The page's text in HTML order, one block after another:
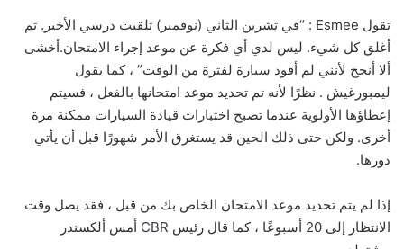
تقول Esmee : “في تشرين الثاني (نوفمبر) تلقيت درسي الأخير. ثم
أغلق كل شيء. ليس لدي أي فكرة عن موعد إجراء الامتحان.أخشى
ألا أنجح لأنني لم أقود سيارة لفترة من الوقت” ، كما يقول
ليمبورغيش . نظرًا لأنه تم تحديد موعد امتحانها بالفعل ، فسيتم
إعطاؤها الأولوية عندما تصبح اختبارات قيادة السيارات ممكنة مرة
أخرى. ولكن حتى ذلك الحين قد يستغرق الأمر شهورًا قبل أن يأتي
دورها.
إذا لم يتم تحديد موعد الامتحان الخاص بك من قبل ، فقد يصل وقت
الانتظار إلى 20 أسبوعًا ، كما قال رئيس CBR أمس ألكسندر